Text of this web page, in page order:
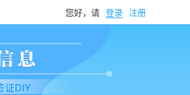
您好，请 登录 注册
证DIY